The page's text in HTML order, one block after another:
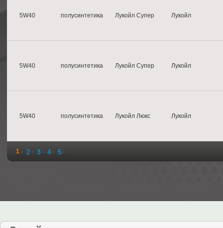
5W40 полусинтетика Лукойл Супер Лукойл
5W40 полусинтетика Лукойл Супер Лукойл
5W40 полусинтетика Лукойл Люкс Лукойл
1 2 3 4 5